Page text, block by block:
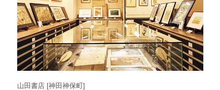
山田書店 [神田神保町]